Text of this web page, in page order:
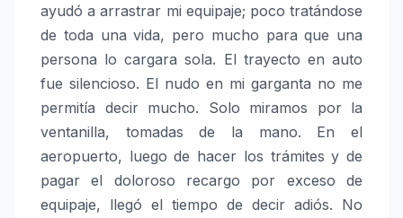
ayudó a arrastrar mi equipaje; poco tratándose
de toda una vida, pero mucho para que una
persona lo cargara sola. El trayecto en auto
fue silencioso. El nudo en mi garganta no me
permitía decir mucho. Solo miramos por la
ventanilla, tomadas de la mano. En el
aeropuerto, luego de hacer los trámites y de
pagar el doloroso recargo por exceso de
equipaje, llegó el tiempo de decir adiós. No